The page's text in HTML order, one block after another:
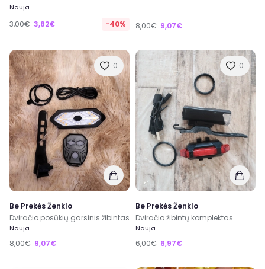
Nauja
3,00€ 3,82€ -40% 8,00€ 9,07€
0
Be Prekės Ženklo
Dviračio posūkių garsinis žibintas
Nauja
8,00€ 9,07€
0
Be Prekės Ženklo
Dviračio žibintų komplektas
Nauja
6,00€ 6,97€